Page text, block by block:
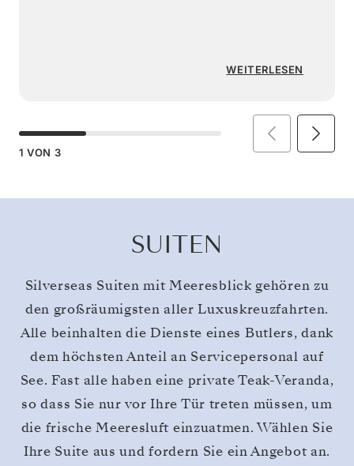
WEITERLESEN
1 VON 3
SUITEN
Silverseas Suiten mit Meeresblick gehören zu
den großräumigsten aller Luxuskreuzfahrten.
Alle beinhalten die Dienste eines Butlers, dank
dem höchsten Anteil an Servicepersonal auf
See. Fast alle haben eine private Teak-Veranda,
so dass Sie nur vor Ihre Tür treten müssen, um
die frische Meeresluft einzuatmen. Wählen Sie
Ihre Suite aus und fordern Sie ein Angebot an.